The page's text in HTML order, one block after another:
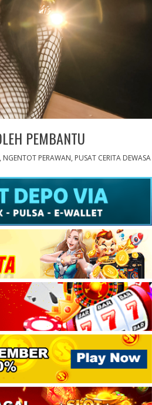
PEMBANTU
NGENTOT PERAWAN, PUSAT CERITA DEWASA